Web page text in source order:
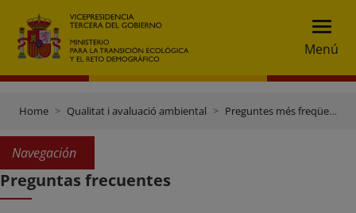
Menú
Home Qualitat i avaluació ambiental Preguntes més freqüents
Navegación
Preguntas frecuentes